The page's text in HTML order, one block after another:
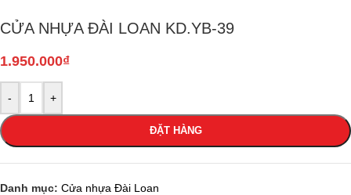
CỬA NHỰA ĐÀI LOAN KD.YB-39
1.950.000₫
- +
ĐẶT HÀNG
Danh mục: Cửa nhựa Đài Loan